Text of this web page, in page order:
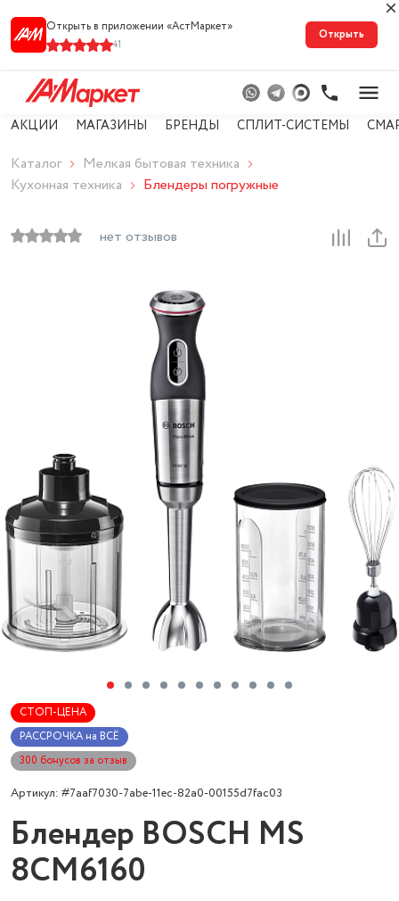
Открыть в приложении «АстМарке‪т‬»
41
Открыть
АКЦИИ МАГАЗИНЫ БРЕНДЫ СПЛИТ-СИСТЕМЫ
Каталог
Мелкая бытовая техника
Кухонная техника
Блендеры погружные
нет отзывов
СТОП-ЦЕНА
РАССРОЧКА на ВСЁ
300 бонусов за отзыв
Артикул: #7aaf7030-7abe-11ec-82a0-00155d7fac03
Блендер BOSCH MS
8CM6160